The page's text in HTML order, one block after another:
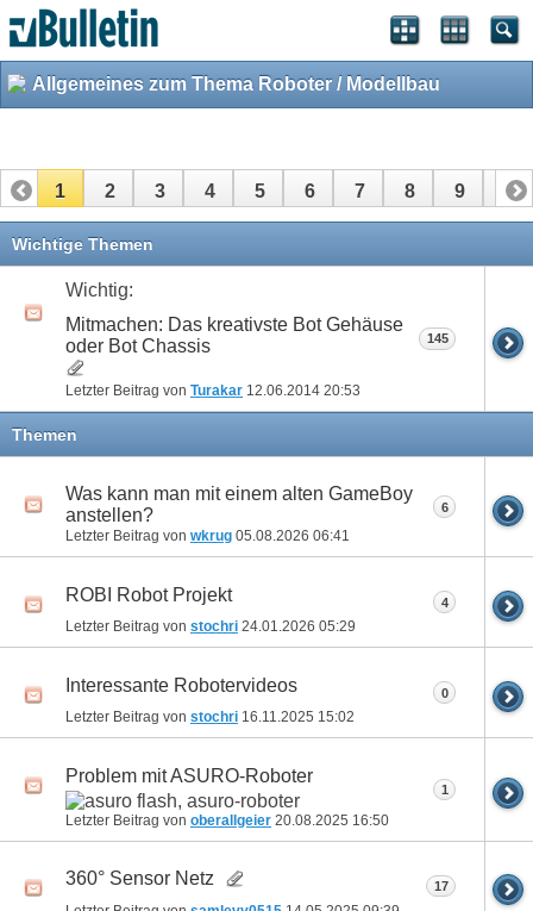
Allgemeines zum Thema Roboter / Modellbau
1 2 3 4 5 6 7 8 9 10
11 12 13
21 22
31 32 33 34 35 36 37 38 39 40
41 42 44 45 46 47
51
71 72
Wichtige Themen
Wichtig:
Mitmachen: Das kreativste Bot Gehäuse
oder Bot Chassis
Letzter Beitrag von Turakar 12.06.2014 20:53
145
Themen
Was kann man mit einem alten GameBoy
anstellen?
Letzter Beitrag von wkrug 05.08.2026 06:41
6
ROBI Robot Projekt
Letzter Beitrag von stochri 24.01.2026 05:29
4
Interessante Robotervideos
Letzter Beitrag von stochri 16.11.2025 15:02
0
Problem mit ASURO-Roboter
Letzter Beitrag von oberallgeier 20.08.2025 16:50
1
360° Sensor Netz 17